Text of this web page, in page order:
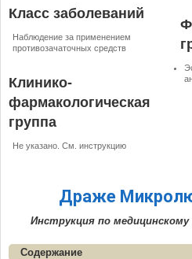
Класс заболеваний
Наблюдение за применением
противозачаточных средств
Клинико-
фармакологическая
группа
Не указано. См. инструкцию
Драже
Инструкция по
Содержание